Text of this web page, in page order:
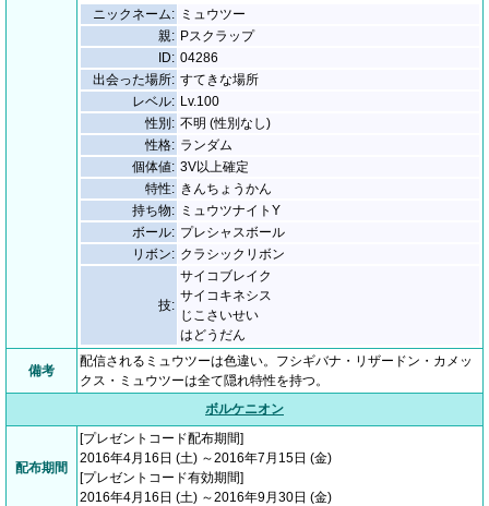
ニックネーム: ミュウツー
親: Pスクラップ
ID: 04286
出会った場所: すてきな場所
レベル: Lv.100
性別: 不明 (性別なし)
性格: ランダム
個体値: 3V以上確定
特性: きんちょうかん
持ち物: ミュウツナイトY
ボール: プレシャスボール
リボン: クラシックリボン
技:
サイコブレイク
サイコキネシス
じこさいせい
はどうだん
備考
配信されるミュウツーは色違い。フシギバナ・リザードン・カメッ
クス・ミュウツーは全て隠れ特性を持つ。
ボルケニオン
配布期間
[プレゼントコード配布期間]
2016年4月16日 (土) ～2016年7月15日 (金)
[プレゼントコード有効期間]
2016年4月16日 (土) ～2016年9月30日 (金)